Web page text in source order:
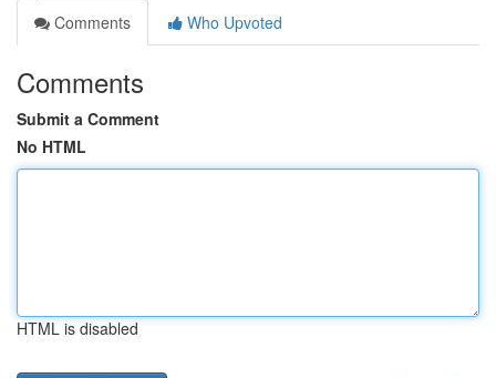
Comments
Who Upvoted
Comments
Submit a Comment
No HTML
HTML is disabled